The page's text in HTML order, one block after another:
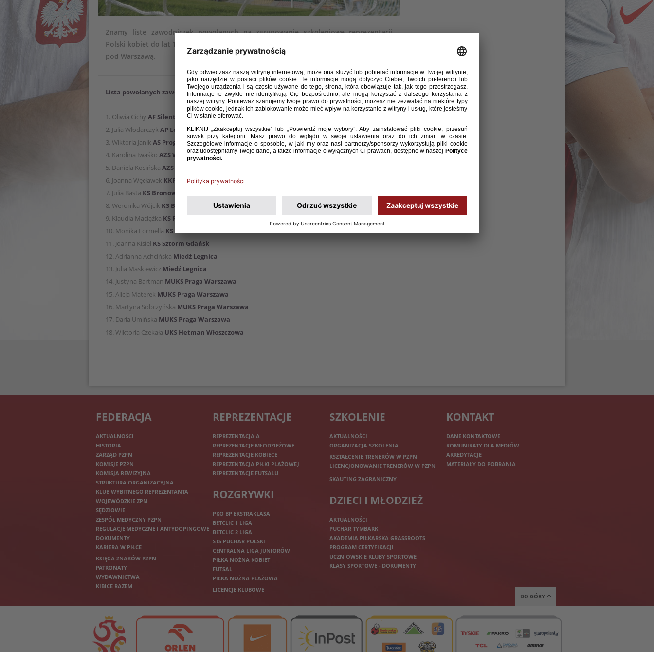
Znamy listę zawodniczek powołanych na zgrupowanie szkoleniowe reprezentacji
Polski kobiet do lat 15, które odbędzie się w dniach 14-17 lutego 2016 roku w Zielonce
pod Warszawą.
Lista powołanych zawodniczek:
1. Oliwia Cichy AF Silent Dąbrowa Górnicza
2. Julia Włodarczyk AP Lechia Gdańsk
3. Wiktoria Janik AS Progres Kraków
4. Karolina Iwaśko AZS Wrocław
5. Daniela Kosińska AZS Wrocław
6. Joanna Węcławek KKPK Medyk Konin
7. Julia Basta KS Bronowianka Kraków
8. Weronika Wójcik KS Bronowianka Kraków
9. Klaudia Maciążka KS Rysy Bukowina Tatrzańska
10. Monika Formella KS Sztorm Gdańsk
11. Joanna Kisiel KS Sztorm Gdańsk
12. Adrianna Achcińska Miedź Legnica
13. Julia Maskiewicz Miedź Legnica
14. Justyna Bartman MUKS Praga Warszawa
15. Alicja Materek MUKS Praga Warszawa
16. Martyna Sobczyńska MUKS Praga Warszawa
17. Daria Umińska MUKS Praga Warszawa
18. Wiktoria Czekała UKS Hetman Włoszczowa
FEDERACJA
AKTUALNOŚCI
HISTORIA
ZARZĄD PZPN
KOMISJE PZPN
KOMISJA REWIZYJNA
STRUKTURA ORGANIZACYJNA
KLUB WYBITNEGO REPREZENTANTA
WOJEWÓDZKIE ZPN
SĘDZIOWIE
ZESPÓŁ MEDYCZNY PZPN
REGULACJE MEDYCZNE I ANTYDOPINGOWE
DOKUMENTY
KARIERA W PIŁCE
KSIĘGA ZNAKÓW PZPN
PATRONATY
WYDAWNICTWA
KIBICE RAZEM
REPREZENTACJE
REPREZENTACJA A
REPREZENTACJE MŁODZIEŻOWE
REPREZENTACJE KOBIECE
REPREZENTACJA PIŁKI PLAŻOWEJ
REPREZENTACJE FUTSALU
ROZGRYWKI
PKO BP EKSTRAKLASA
BETCLIC 1 LIGA
BETCLIC 2 LIGA
STS PUCHAR POLSKI
CENTRALNA LIGA JUNIORÓW
PIŁKA NOŻNA KOBIET
FUTSAL
PIŁKA NOŻNA PLAŻOWA
LICENCJE KLUBOWE
SZKOLENIE
AKTUALNOŚCI
ORGANIZACJA SZKOLENIA
KSZTAŁCENIE TRENERÓW W PZPN
LICENCJONOWANIE TRENERÓW W PZPN
SKAUTING ZAGRANICZNY
DZIECI I MŁODZIEŻ
AKTUALNOŚCI
PUCHAR TYMBARK
AKADEMIA PIŁKARSKA GRASSROOTS
PROGRAM CERTYFIKACJI
UCZNIOWSKIE KLUBY SPORTOWE
KLASY SPORTOWE - DOKUMENTY
KONTAKT
DANE KONTAKTOWE
KOMUNIKATY DLA MEDIÓW
AKREDYTACJE
MATERIAŁY DO POBRANIA
DO GÓRY